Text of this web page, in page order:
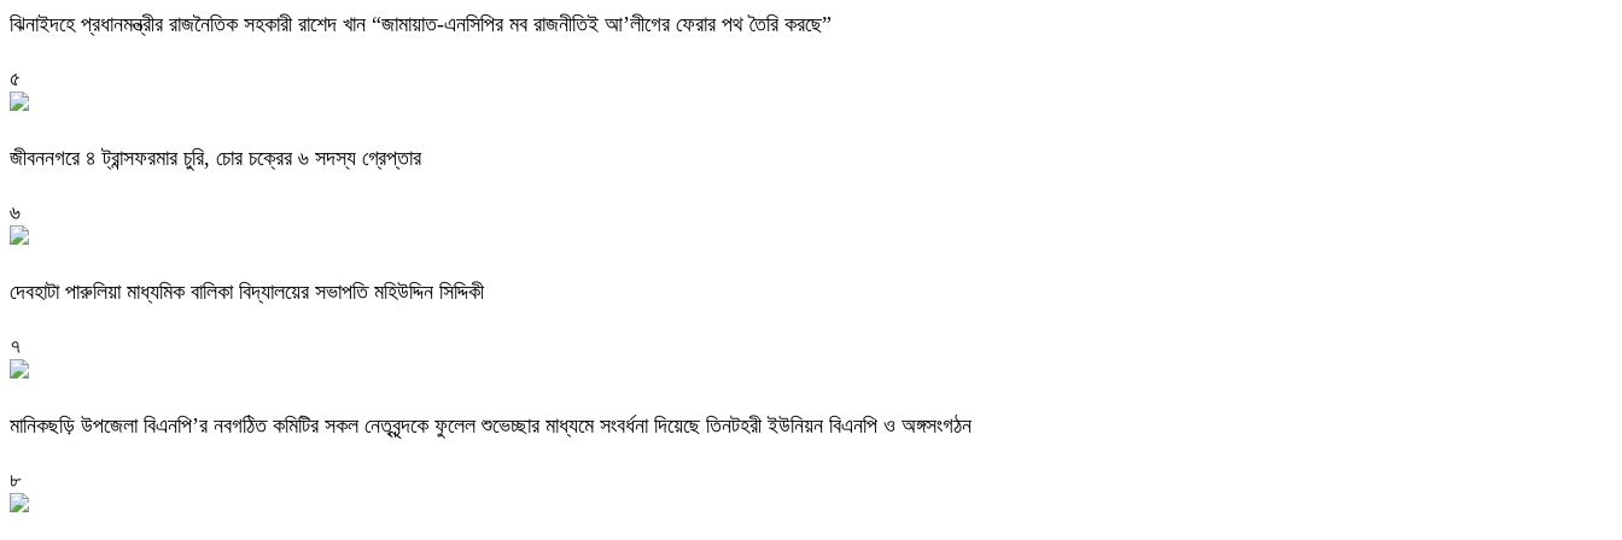
ঝিনাইদহে প্রধানমন্ত্রীর রাজনৈতিক সহকারী রাশেদ খান “জামায়াত-এনসিপির মব রাজনীতিই আ’লীগের ফেরার পথ তৈরি করছে”
৫
জীবননগরে ৪ ট্রান্সফরমার চুরি, চোর চক্রের ৬ সদস্য গ্রেপ্তার
৬
দেবহাটা পারুলিয়া মাধ্যমিক বালিকা বিদ্যালয়ের সভাপতি মহিউদ্দিন সিদ্দিকী
৭
মানিকছড়ি উপজেলা বিএনপি’র নবগঠিত কমিটির সকল নেতৃবৃন্দকে ফুলেল শুভেচ্ছার মাধ্যমে সংবর্ধনা দিয়েছে তিনটহরী ইউনিয়ন বিএনপি ও অঙ্গসংগঠন
৮